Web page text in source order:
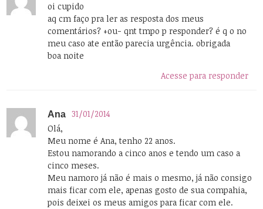
oi cupido
aq cm faço pra ler as resposta dos meus
comentários? +ou- qnt tmpo p responder? é q o no
meu caso ate então parecia urgência. obrigada
boa noite
Acesse para responder
Ana
31/01/2014
Olá,
Meu nome é Ana, tenho 22 anos.
Estou namorando a cinco anos e tendo um caso a
cinco meses.
Meu namoro já não é mais o mesmo, já não consigo
mais ficar com ele, apenas gosto de sua compahia,
pois deixei os meus amigos para ficar com ele.